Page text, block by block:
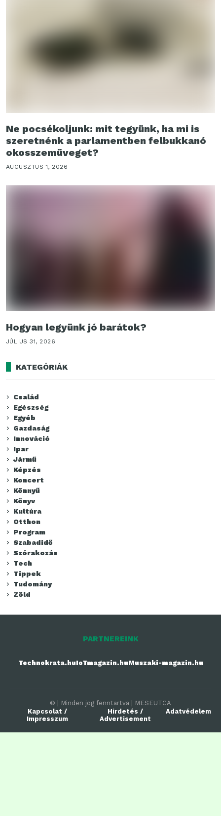
Ne pocsékoljunk: mit tegyünk, ha mi is
szeretnénk a parlamentben felbukkanó
okosszemüveget?
AUGUSZTUS 1, 2026
Hogyan legyünk jó barátok?
JÚLIUS 31, 2026
KATEGÓRIÁK
Család
Egészség
Egyéb
Gazdaság
Innováció
Ipar
Jármű
Képzés
Koncert
Könnyű
Könyv
Kultúra
Otthon
Program
Szabadidő
Szórakozás
Tech
Tippek
Tudomány
Zöld
PARTNEREINK
Technokrata.huIoTmagazin.huMuszaki-magazin.hu
© | Minden jog fenntartva | MESEUTCA
Kapcsolat /
Impresszum
Hirdetés /
Advertisement
Adatvédelem